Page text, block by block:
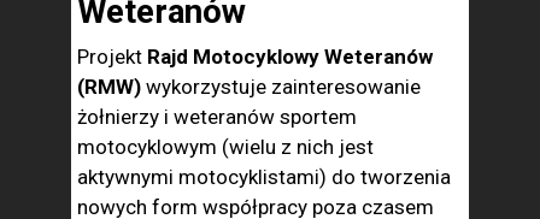
Weteranów
Projekt Rajd Motocyklowy Weteranów
(RMW) wykorzystuje zainteresowanie
żołnierzy i weteranów sportem
motocyklowym (wielu z nich jest
aktywnymi motocyklistami) do tworzenia
nowych form współpracy poza czasem